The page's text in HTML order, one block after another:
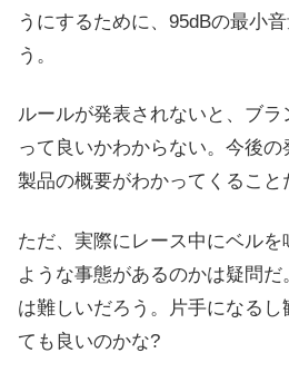
うにするために、95dBの最小
う。
ルールが発表されないと、ブ
って良いかわからない。今後
製品の概要がわかってくること
ただ、実際にレース中にベル
ような事態があるのかは疑問
は難しいだろう。片手になる
ても良いのかな?